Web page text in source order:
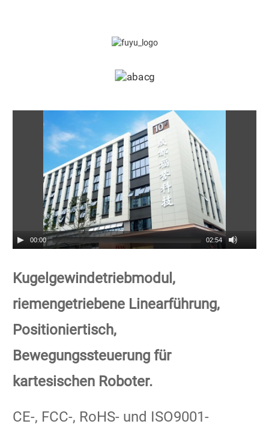
00:00 02:54
Kugelgewindetriebmodul,
riemengetriebene Linearführung,
Positioniertisch,
Bewegungssteuerung für
kartesischen Roboter.
CE-, FCC-, RoHS- und ISO9001-